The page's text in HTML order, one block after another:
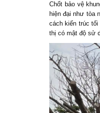
Chốt bảo vệ
hiện đại như tòa
cách kiến trúc
thị có mật độ sử